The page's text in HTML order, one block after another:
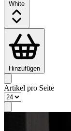
White
Hinzufügen
Artikel pro Seite